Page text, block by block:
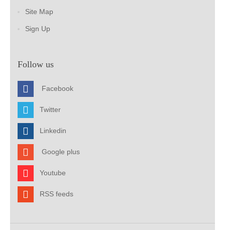
Site Map
Sign Up
Follow us
Facebook
Twitter
Linkedin
Google plus
Youtube
RSS feeds